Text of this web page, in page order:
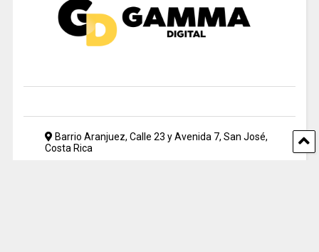
Barrio Aranjuez, Calle 23 y Avenida 7, San José,
Costa Rica